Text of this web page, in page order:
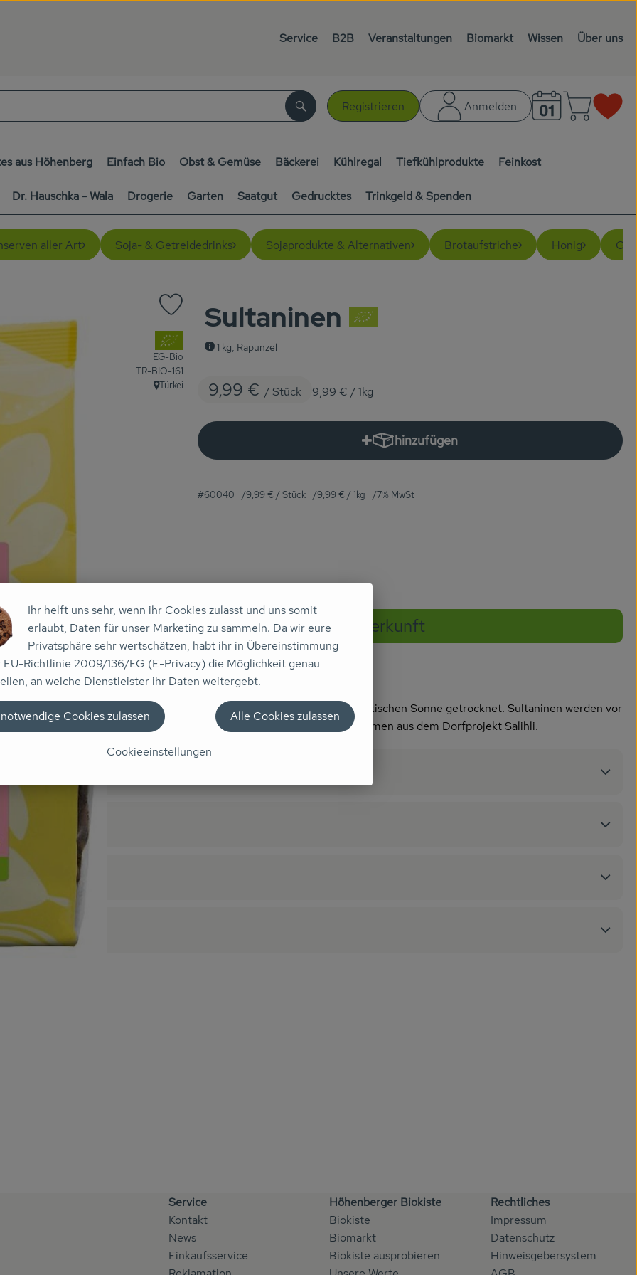
Service B2B Veranstaltungen Biomarkt Wissen Über uns
Registrieren Anmelden
Suchen
aus Höhenberg Einfach Bio Obst & Gemüse Bäckerei Kühlregal Tiefkühlprodukte Feinkost
Dr. Hauschka - Wala Drogerie Garten Saatgut Gedrucktes Trinkgeld & Spenden
aller Art Soja- & Getreidedrinks Sojaprodukte & Alternativen Brotaufstriche Honig
Sultaninen
1 kg, Rapunzel
9,99 € / Stück 9,99 € / 1kg
Produkt zu Favouriten hinzufügen
, Verband:
EG-Bio
, Kontrollstelle:
TR-BIO-161
, Herkunft:
Türkei
hinzufügen
Produkt zum Warenkorb hinzufügen
#60040 9,99 € / Stück 9,99 € / 1kg 7% MwSt
Rezepte
Herkunft
keine passenden Rezepte gefunden.
Rapunzel Türkei-Projekt. Die hellen Trauben werden unter der türkischen Sonne getrocknet. Sultaninen werden vor
und ihre helle Farbe bleibt erhalten. Die türkischen Sultaninen stammen aus dem Dorfprojekt Salihli.
Service
Kontakt
News
Einkaufsservice
Höhenberger Biokiste
Biokiste
Biomarkt
Biokiste ausprobieren
Rechtliches
Impressum
Datenschutz
Hinweisgebersystem
Ihr helft uns sehr, wenn ihr Cookies zulasst und uns somit
erlaubt, Daten für unser Marketing zu sammeln. Da wir eure
Privatsphäre sehr wertschätzen, habt ihr in Übereinstimmung
Richtlinie 2009/136/EG (E-Privacy) die Möglichkeit genau
an welche Dienstleister ihr Daten weitergebt.
Cookieeinstellungen
Cookies zulassen Alle Cookies zulassen